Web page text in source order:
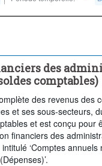
des
comptables)
des revenus des
et ses sous-secteurs,
et est conçu pour
financiers des
‘Comptes